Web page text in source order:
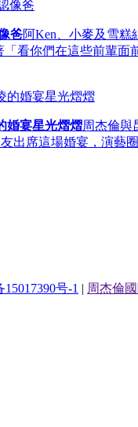
爸阿Ken、小麥及雪糕
「看你們在這些前輩
婚宴星光熠熠周杰倫與
出席這場婚宴，演藝
15017390号-1 | 周杰倫